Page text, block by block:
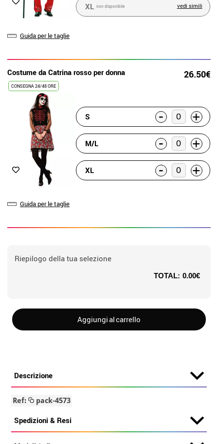
Guida per le taglie
XL non disponibile vedi simili
Costume da Catrina rosso per donna 26.50€
CONSEGNA 24/48 ORE
Guida per le taglie
S - +
M/L - +
XL - +
Riepilogo della tua selezione
TOTAL: 0.00€
Aggiungi al carrello
Descrizione
Ref: pack-4573
Spedizioni & Resi